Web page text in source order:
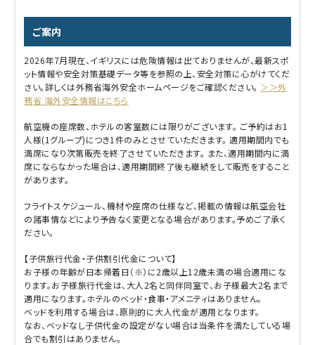
ご案内
2026年7月現在、イギリスには危険情報は出ておりませんが、最新スポ
ット情報や安全対策基礎データ等を参照の上、安全対策に心がけてくだ
さい。詳しくは外務省海外安全ホームページをご確認ください。 ＞＞外
務省 海外安全情報はこちら
航空機の座席数、ホテルの客室数には限りがございます。 ご予約はお1
人様(1グループ)につき1件のみとさせていただきます。 適用期間内でも
満席になり次第販売を終了させていただきます。 また、適用期間内に満
席にならなかった場合は、適用期間終了後も継続をして販売をすること
があります。
フライトスケジュール、機材や座席の仕様など、掲載の情報は航空会社
の諸事情などにより予告なく変更となる場合があります。予めご了承く
ださい。
【子供旅行代金・子供割引代金について】
お子様の年齢が日本帰着日（※）に2歳以上12歳未満の場合適用にな
ります。お子様旅行代金は、大人2名と同伴同室で、お子様最大2名まで
適用になります。ホテルのベッド・食事・アメニティはありません。
ベッドを利用する場合は、原則的に大人代金が適用となります。
なお、ベッドなし子供代金の設定がない場合は当条件を満たしている場
合でも割引はありません。